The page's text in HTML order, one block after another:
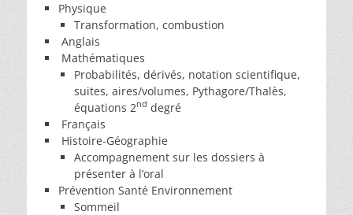
Physique
Transformation, combustion
Anglais
Mathématiques
Probabilités, dérivés, notation scientifique,
suites, aires/volumes, Pythagore/Thalès,
équations 2nd degré
Français
Histoire-Géographie
Accompagnement sur les dossiers à
présenter à l’oral
Prévention Santé Environnement
Sommeil